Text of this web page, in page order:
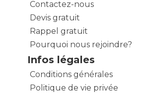
Contactez-nous
Devis gratuit
Rappel gratuit
Pourquoi nous rejoindre?
Infos légales
Conditions générales
Politique de vie privée